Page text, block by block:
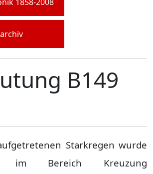
B149
Starkregen wurde
Bereich Kreuzung